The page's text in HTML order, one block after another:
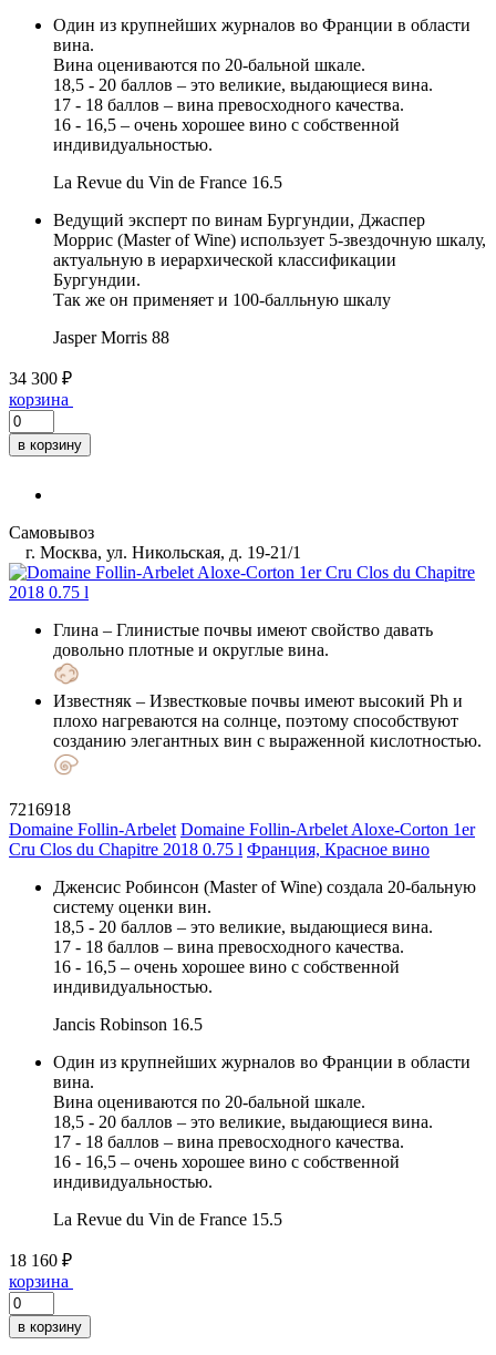
Один из крупнейших журналов во Франции в области
вина.
Вина оцениваются по 20-бальной шкале.
18,5 - 20 баллов – это великие, выдающиеся вина.
17 - 18 баллов – вина превосходного качества.
16 - 16,5 – очень хорошее вино с собственной
индивидуальностью.
La Revue du Vin de France 16.5
Ведущий эксперт по винам Бургундии, Джаспер
Моррис (Master of Wine) использует 5-звездочную шкалу,
актуальную в иерархической классификации
Бургундии.
Так же он применяет и 100-балльную шкалу
Jasper Morris 88
34 300 ₽
корзина
в корзину
Самовывоз
г. Москва, ул. Никольская, д. 19-21/1
Глина – Глинистые почвы имеют свойство давать
довольно плотные и округлые вина.
Известняк – Известковые почвы имеют высокий Ph и
плохо нагреваются на солнце, поэтому способствуют
созданию элегантных вин с выраженной кислотностью.
7216918
Domaine Follin-Arbelet Domaine Follin-Arbelet Aloxe-Corton 1er
Cru Clos du Chapitre 2018 0.75 l Франция, Красное вино
Дженсис Робинсон (Master of Wine) создала 20-бальную
систему оценки вин.
18,5 - 20 баллов – это великие, выдающиеся вина.
17 - 18 баллов – вина превосходного качества.
16 - 16,5 – очень хорошее вино с собственной
индивидуальностью.
Jancis Robinson 16.5
Один из крупнейших журналов во Франции в области
вина.
Вина оцениваются по 20-бальной шкале.
18,5 - 20 баллов – это великие, выдающиеся вина.
17 - 18 баллов – вина превосходного качества.
16 - 16,5 – очень хорошее вино с собственной
индивидуальностью.
La Revue du Vin de France 15.5
18 160 ₽
корзина
в корзину